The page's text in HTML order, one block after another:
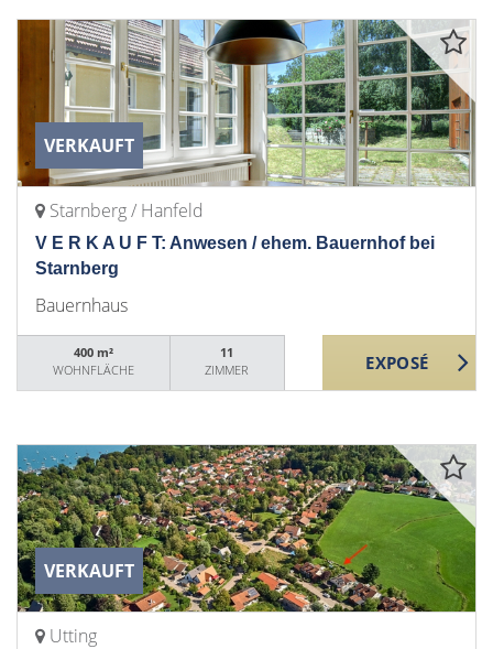
VERKAUFT
Starnberg / Hanfeld
V E R K A U F T: Anwesen / ehem. Bauernhof bei
Starnberg
Bauernhaus
400 m²
WOHNFLÄCHE
11
ZIMMER
VERKAUFT
Utting